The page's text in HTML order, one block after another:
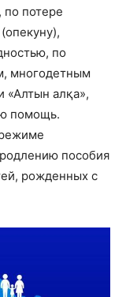
по потере
по
многодетным
«Алтын алқа»,
помощь.
пособия
рожденных с